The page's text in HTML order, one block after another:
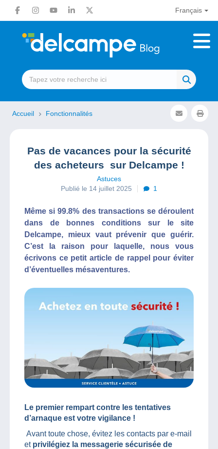
Français
Accueil Fonctionnalités
Pas de vacances pour la sécurité
des acheteurs sur Delcampe !
Astuces
Publié le 14 juillet 2025
1
Même si 99.8% des transactions se déroulent
dans de bonnes conditions sur le site
Delcampe, mieux vaut prévenir que guérir.
C’est la raison pour laquelle, nous vous
écrivons ce petit article de rappel pour éviter
d’éventuelles mésaventures.
Le premier rempart contre les tentatives
d’arnaque est votre vigilance !
Avant toute chose, évitez les contacts par e-mail
et privilégiez la messagerie sécurisée de